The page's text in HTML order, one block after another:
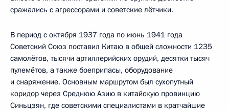
сражались с агрессорами и советские лётчики.
В период с октября 1937 года по июнь 1941 года
Советский Союз поставил Китаю в общей сложности 1235
самолётов, тысячи артиллерийских орудий, десятки тысяч
пулемётов, а также боеприпасы, оборудование
и снаряжение. Основным маршрутом был сухопутный
коридор через Среднюю Азию в китайскую провинцию
Синьцзян, где советскими специалистами в кратчайшие